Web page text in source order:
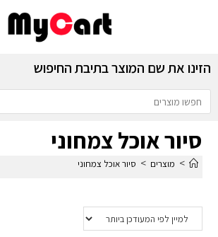
הזינו את שם המוצר בתיבת החיפוש
סיור אוכל צמחוני
> מוצרים > סיור אוכל צמחוני